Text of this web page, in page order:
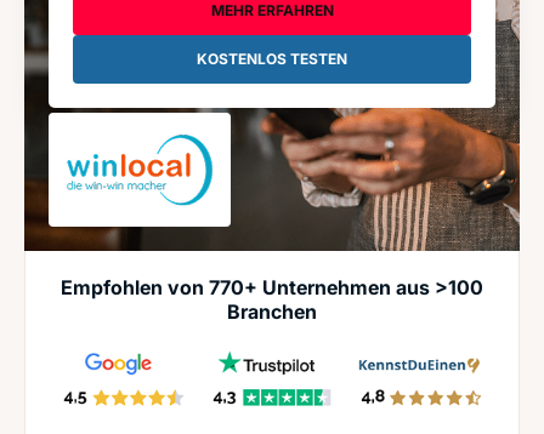
MEHR ERFAHREN
KOSTENLOS TESTEN
Empfohlen von 770+ Unternehmen aus >100
Branchen